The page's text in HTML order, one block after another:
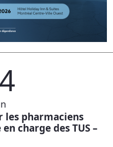
les pharmaciens
charge des TUS –